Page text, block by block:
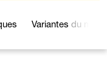
Variantes du